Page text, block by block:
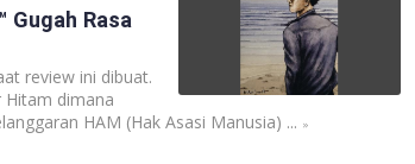
Gugah Rasa
review ini dibuat.
Hitam dimana
HAM (Hak Asasi Manusia) ... »